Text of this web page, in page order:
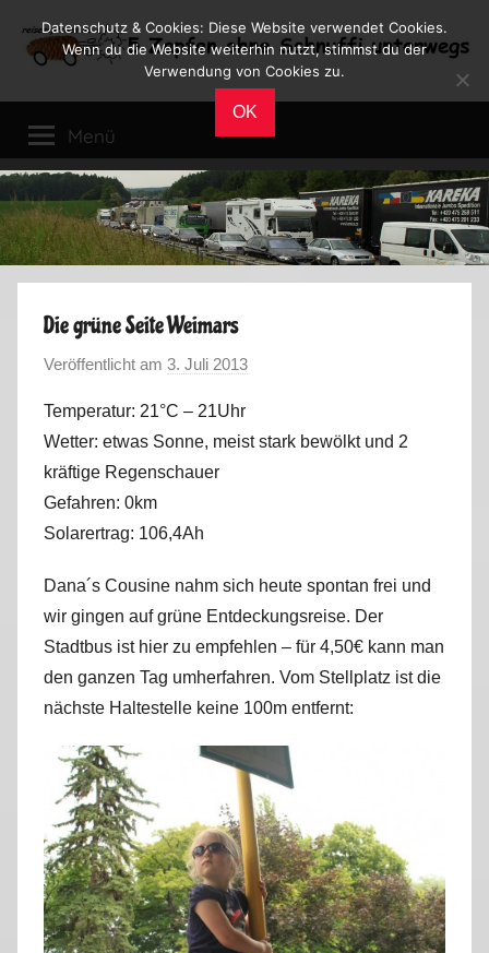
Inhalt
Reiseblog
Leben
im
Wohnmobil
Menü
Die grüne Seite Weimars
Veröffentlicht am 3. Juli 2013
M
s
Temperatur: 21°C – 21Uhr
Wetter: etwas Sonne, meist stark bewölkt und 2
kräftige Regenschauer
Gefahren: 0km
Solarertrag: 106,4Ah
Dana´s Cousine nahm sich heute spontan frei und
wir gingen auf grüne Entdeckungsreise. Der
Stadtbus ist hier zu empfehlen – für 4,50€ kann man
den ganzen Tag umherfahren. Vom Stellplatz ist die
nächste Haltestelle keine 100m entfernt:
Datenschutz & Cookies: Diese Website verwendet Cookies.
Wenn du die Website weiterhin nutzt, stimmst du der
Verwendung von Cookies zu.
OK